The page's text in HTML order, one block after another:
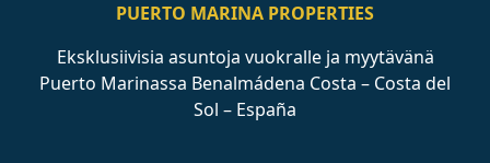
PUERTO MARINA PROPERTIES
Eksklusiivisia asuntoja vuokralle ja myytävänä
Puerto Marinassa Benalmádena Costa – Costa del
Sol – España